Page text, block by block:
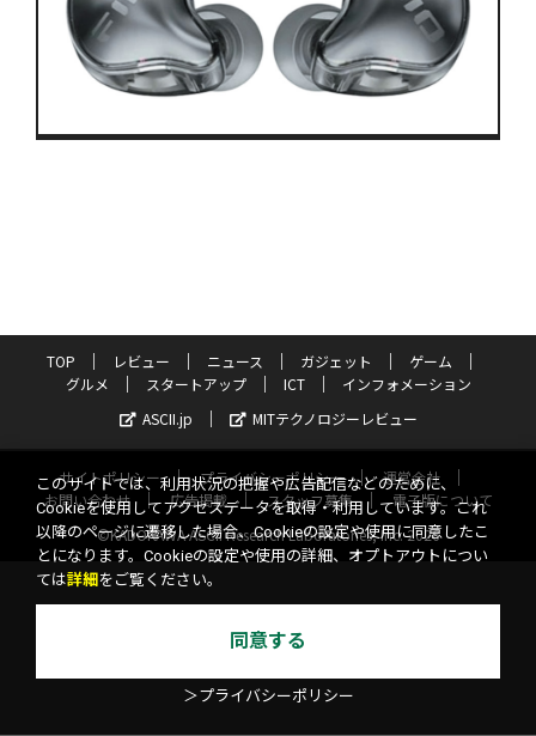
TOP レビュー ニュース ガジェット
ゲーム
グルメ
スタートアップ ICT
インフォメーション
ASCII.jp
MITテクノロジーレビュー
サイトポリシー プライバシーポリシー
運営会社
お問い合わせ
広告掲載 スタッフ募集
電子版について
©KADOKAWA ASCII Research Laboratories, Inc. 2026
このサイトでは、利用状況の把握や広告配信などのために、
Cookieを使用してアクセスデータを取得・利用しています。これ
以降のページに遷移した場合、Cookieの設定や使用に同意したこ
とになります。Cookieの設定や使用の詳細、オプトアウトについ
ては詳細 をご覧ください。
同意する
＞プライバシーポリシー